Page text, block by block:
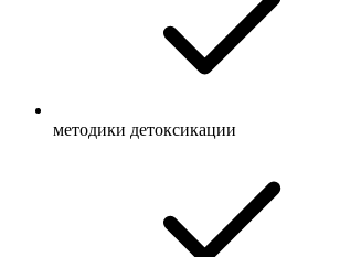
методики детоксикации